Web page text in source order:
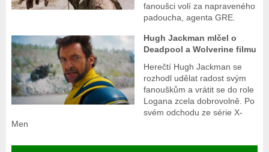
fanoušci volí za napraveného
padoucha, agenta GRE.
Hugh Jackman mlčel o
Deadpool a Wolverine filmu
Herečtí Hugh Jackman se
rozhodl udělat radost svým
fanouškům a vrátit se do role
Logana zcela dobrovolně. Po
svém odchodu ze série X-
Men